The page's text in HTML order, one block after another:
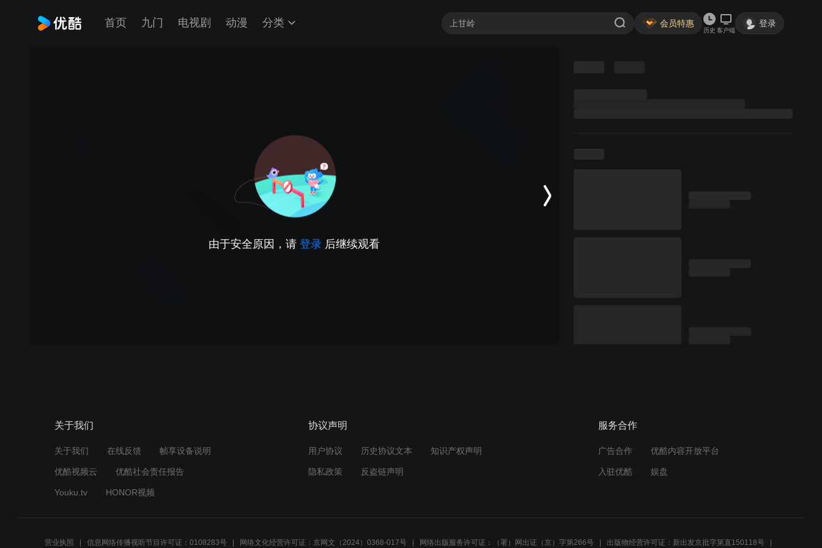
首页 九门 电视剧 动漫 分类 会员特惠
历史 客户端
登录
由于安全原因，请 登录 后继续观看
关于我们
关于我们 在线反馈 帧享设备说明
优酷视频云 优酷社会责任报告
Youku.tv HONOR视频
协议声明
用户协议 历史协议文本 知识产权声明
隐私政策 反盗链声明
服务合作
广告合作 优酷内容开放平台
入驻优酷 娱盘
营业执照 信息网络传播视听节目许可证：0108283号 网络文化经营许可证：京网文（2024）0368-017号 网络出版服务许可证：（署）网出证（京）字第266号 出版物经营许可证：新出发京批字第直150118号